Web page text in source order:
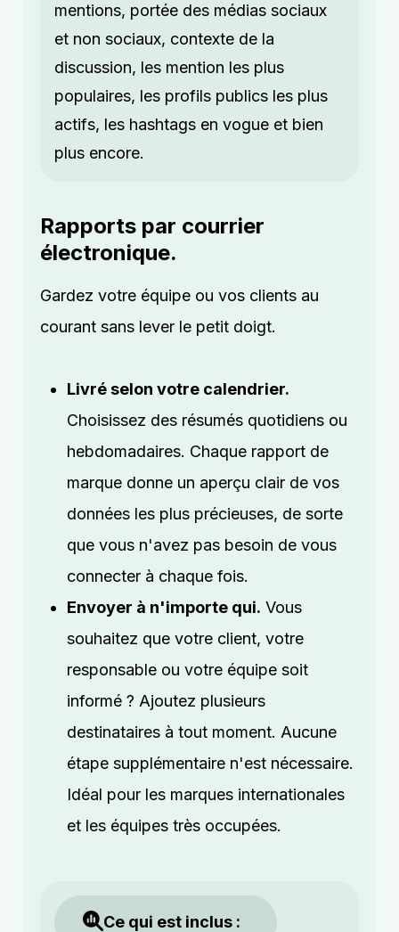
mentions, portée des médias sociaux
et non sociaux, contexte de la
discussion, les mention les plus
populaires, les profils publics les plus
actifs, les hashtags en vogue et bien
plus encore.
Rapports par courrier
électronique.
Gardez votre équipe ou vos clients au
courant sans lever le petit doigt.
Livré selon votre calendrier.
Choisissez des résumés quotidiens ou
hebdomadaires. Chaque rapport de
marque donne un aperçu clair de vos
données les plus précieuses, de sorte
que vous n'avez pas besoin de vous
connecter à chaque fois.
Envoyer à n'importe qui. Vous
souhaitez que votre client, votre
responsable ou votre équipe soit
informé ? Ajoutez plusieurs
destinataires à tout moment. Aucune
étape supplémentaire n'est nécessaire.
Idéal pour les marques internationales
et les équipes très occupées.
Ce qui est inclus :